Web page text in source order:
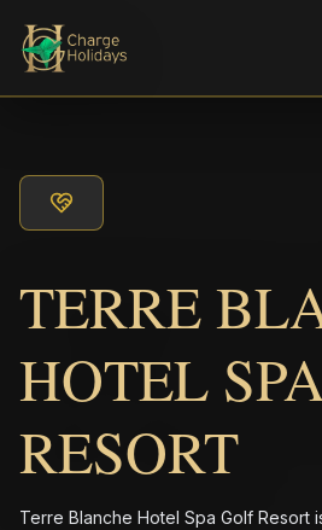
TERRE
HOTEL
RESORT
Terre Blanche Hotel Spa Golf Resort